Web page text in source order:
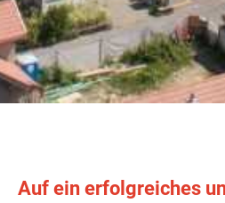
Auf ein erfolgreiches